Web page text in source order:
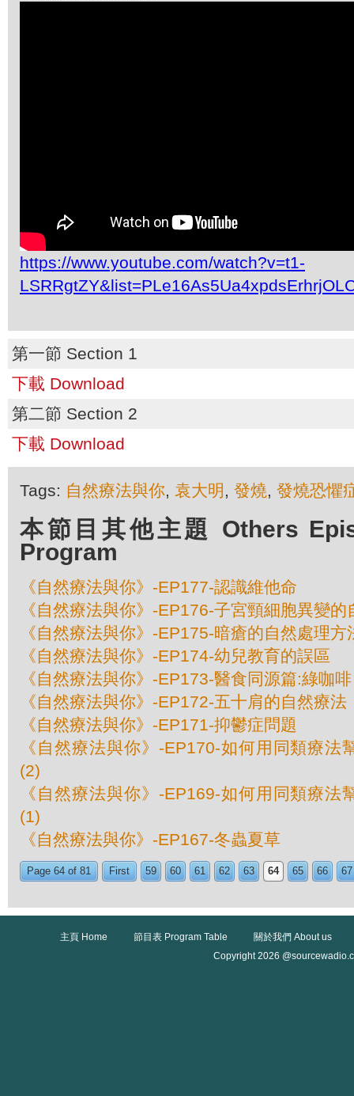
https://www.youtube.com/watch?v=t1-
第一節 Section 1
下載 Download
第二節 Section 2
下載 Download
Tags: 自然療法與你, 袁大明 , 發燒, 發燒恐懼
本節目其他主題 Others
Program
《自然療法與你》-EP177-認識維他命
《自然療法與你》-EP176-子宮頸細胞異變的
《自然療法與你》-EP175-暗瘡的自然處理方
《自然療法與你》-EP174-幼兒教育的誤區
《自然療法與你》-EP173-醫食同源篇:綠咖啡
《自然療法與你》-EP172-五十肩的自然療法
《自然療法與你》-EP171-抑鬱症問題
《自然療法與你》-EP170-如何用同類療法
(2)
《自然療法與你》-EP169-如何用同類療法
(1)
《自然療法與你》-EP167-冬蟲夏草
Page 64 of 81 First 59 60 61 62 63 64 65 66 67
主頁 Home 節目表 Program Table
關於我們 About us
Copyright 2026